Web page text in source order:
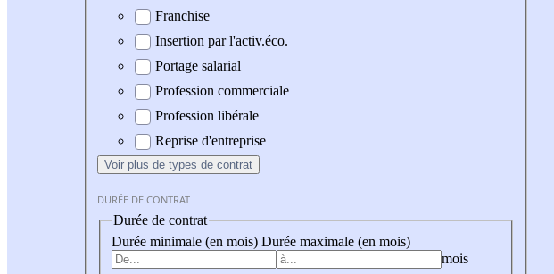
Franchise
Insertion par l'activ.éco.
Portage salarial
Profession commerciale
Profession libérale
Reprise d'entreprise
Voir plus de types de contrat
DURÉE DE CONTRAT
Durée de contrat
Durée minimale (en mois) Durée maximale (en mois)
mois